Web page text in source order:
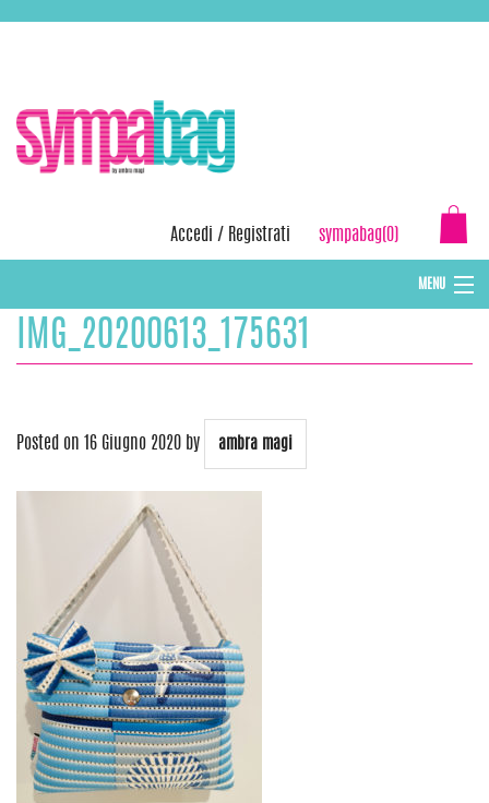
Accedi / Registrati sympabag(0)
MENU
CAPPELLI INVERNALI DONNA
IMG_20200613_175631
Posted on 16 Giugno 2020 by ambra magi